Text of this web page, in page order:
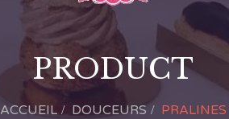
PRODUCT
ACCUEIL DOUCEURS PRALINES